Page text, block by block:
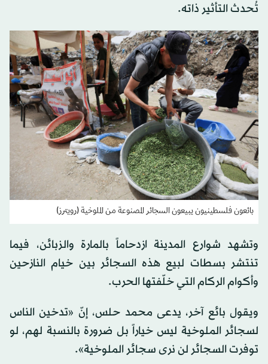
تُحدث التأثير ذاته.
بائعون فلسطينيون يبيعون السجائر المصنوعة من الملوخية (رويترز)
وتشهد شوارع المدينة ازدحاماً بالمارة والزبائن، فيما
تنتشر بسطات لبيع هذه السجائر بين خيام النازحين
وأكوام الركام التي خلّفتها الحرب.
ويقول بائع آخر، يدعى محمد حلس، إنّ «تدخين الناس
لسجائر الملوخية ليس خياراً بل ضرورة بالنسبة لهم، لو
توفرت السجائر لن نرى سجائر الملوخية».